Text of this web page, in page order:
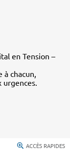
en Tension –
à chacun,
urgences.
ACCÈS RAPIDES